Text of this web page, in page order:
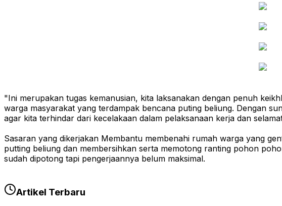
"Ini merupakan tugas kemanusian, kita laksanakan dengan penuh
warga masyarakat yang terdampak bencana puting beliung. Dengan
agar kita terhindar dari kecelakaan dalam pelaksanaan kerja dan
Sasaran yang dikerjakan Membantu membenahi rumah warga yang
putting beliung dan membersihkan serta memotong ranting pohon
sudah dipotong tapi pengerjaannya belum maksimal.
Artikel Terbaru